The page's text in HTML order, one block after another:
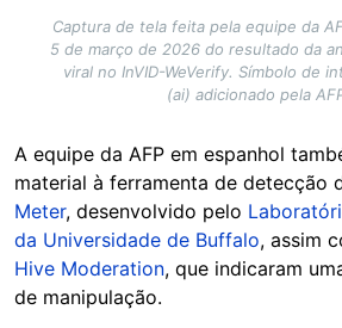
Captura de tela feita pela equipe da
5 de março de 2026 do resultado da
viral no InVID-WeVerify. Símbolo de
(ai) adicionado pela
A equipe da AFP em espanhol
material à ferramenta de detecção
Meter, desenvolvido pelo
da Universidade de Buffalo, assim
Hive Moderation, que indicaram
de manipulação.